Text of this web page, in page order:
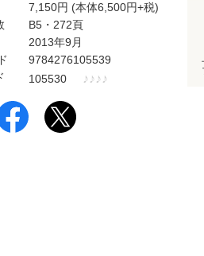
7,150円 (本体6,500円+税)
B5・272頁
2013年9月
9784276105539
105530 ♪ ♪ ♪ ♪